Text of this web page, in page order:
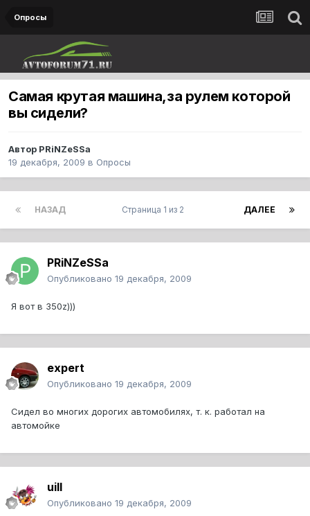
Опросы
Самая крутая машина,за рулем которой
вы сидели?
Автор PRiNZeSSa
19 декабря, 2009 в Опросы
НАЗАД ДАЛЕЕ
Страница 1 из 2
PRiNZeSSa
Опубликовано 19 декабря, 2009
Я вот в 350z)))
expert
Опубликовано 19 декабря, 2009
Сидел во многих дорогих автомобилях, т. к. работал на
автомойке
uill
Опубликовано 19 декабря, 2009